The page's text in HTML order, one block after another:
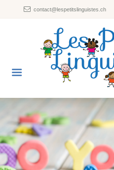
contact@lespetitslinguistes.ch
Les langues
Horaires
Tarifs et inscriptions
FAQ
Blog
Contact